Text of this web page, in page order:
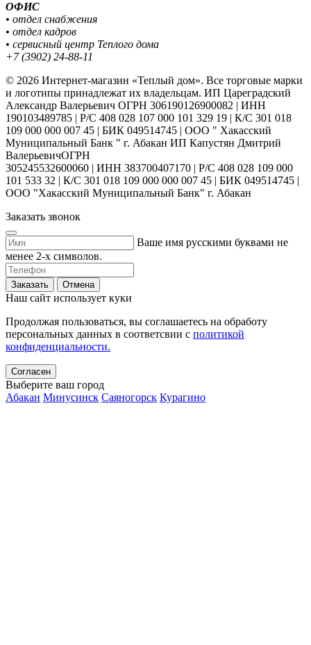
ОФИС
• отдел снабжения
• отдел кадров
• сервисный центр Теплого дома
+7 (3902) 24-88-11
© 2026 Интернет-магазин «Теплый дом». Все торговые марки
и логотипы принадлежат их владельцам. ИП Цареградский
Александр Валерьевич ОГРН 306190126900082 | ИНН
190103489785 | Р/С 408 028 107 000 101 329 19 | К/С 301 018
109 000 000 007 45 | БИК 049514745 | ООО " Хакасский
Муниципальный Банк " г. Абакан ИП Капустян Дмитрий
ВалерьевичОГРН
305245532600060 | ИНН 383700407170 | Р/С 408 028 109 000
101 533 32 | К/С 301 018 109 000 000 007 45 | БИК 049514745 |
ООО "Хакасский Муниципальный Банк" г. Абакан
Заказать звонок
Ваше имя русскими буквами не
менее 2-х символов.
Заказать Отмена
Наш сайт использует куки
Продолжая пользоваться, вы соглашаетесь на обработу
персональных данных в соответсвии с политикой
конфиденциальности.
Согласен
Выберите ваш город
Абакан Минусинск Саяногорск Курагино